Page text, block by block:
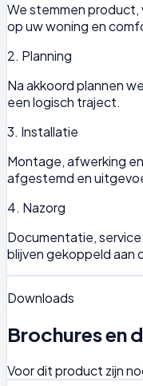
We stemmen
op uw woning en
2. Planning
Na akkoord plannen
een logisch traject.
3. Installatie
Montage, afwerking
afgestemd en
4. Nazorg
Documentatie,
blijven gekoppeld aan
Downloads
Brochures en
Voor dit product zijn